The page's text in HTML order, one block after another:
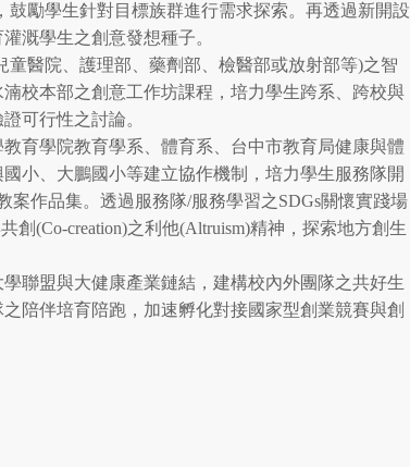
鼓勵學生針對目標族群進行需求探索。再透過新開設
溉學生之創意發想種子。
童醫院、護理部、藥劑部、檢醫部或放射部等)之智
校本部之創意工作坊課程，培力學生跨系、跨校與
可行性之討論。
教育學院教育學系、體育系、台中市教育局健康與體
小、大鵬國小等建立協作機制，培力學生服務隊開
案作品集。透過服務隊/服務學習之SDGs關懷實踐場
創(Co-creation)之利他(Altruism)精神，探索地方創生
聯盟與大健康產業鏈結，建構校內外團隊之共好生
陪伴培育陪跑，加速孵化對接國家型創業競賽與創